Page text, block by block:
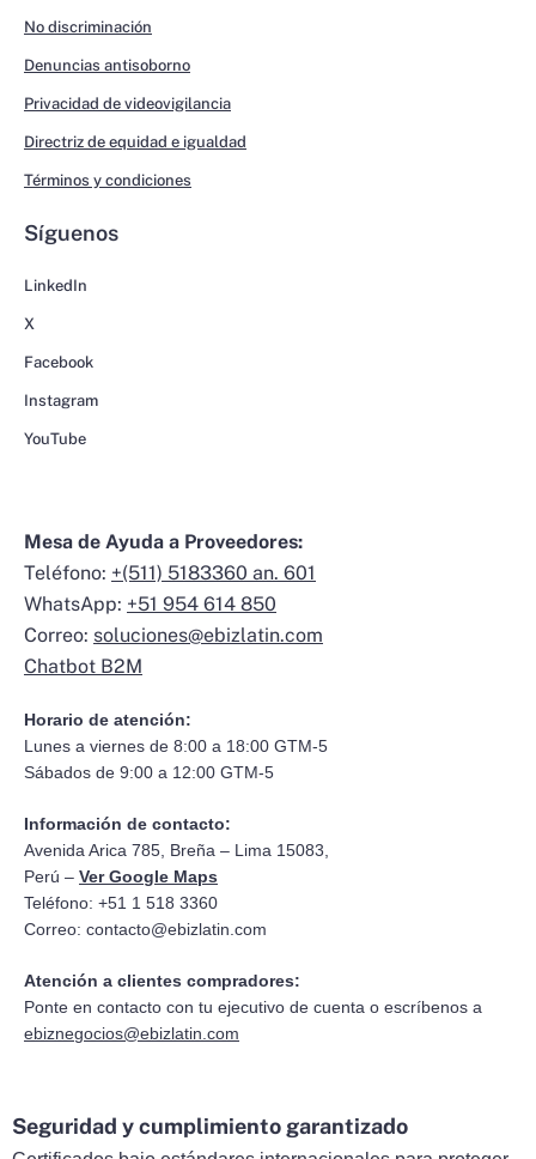
No discriminación
Denuncias antisoborno
Privacidad de videovigilancia
Directriz de equidad e igualdad
Términos y condiciones
Síguenos
LinkedIn
X
Facebook
Instagram
YouTube
Mesa de Ayuda a Proveedores:
Teléfono: +(511) 5183360 an. 601
WhatsApp: +51 954 614 850
Correo: soluciones@ebizlatin.com
Chatbot B2M
Horario de atención:
Lunes a viernes de 8:00 a 18:00 GTM-5
Sábados de 9:00 a 12:00 GTM-5
Información de contacto:
Avenida Arica 785, Breña – Lima 15083,
Perú – Ver Google Maps
Teléfono: +51 1 518 3360
Correo: contacto@ebizlatin.com
Atención a clientes compradores:
Ponte en contacto con tu ejecutivo de cuenta o escríbenos a
ebiznegocios@ebizlatin.com
Seguridad y cumplimiento garantizado